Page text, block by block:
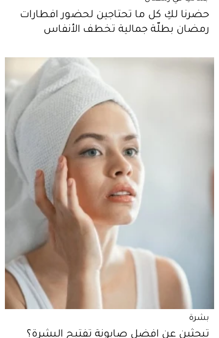
حضرنا لكِ كل ما تحتاجين لحضور افطارات
رمضان بطلّة جمالية تخطف الأنفاس
بشرة
تبحثين عن افضل صابونة تفتيح البشرة؟